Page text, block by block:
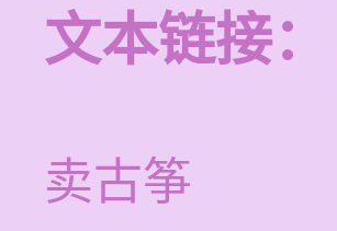
文本链接：
卖古筝